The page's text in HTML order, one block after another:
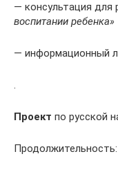
— консультация для
воспитании ребенка»
— информационный
.
Проект по русской